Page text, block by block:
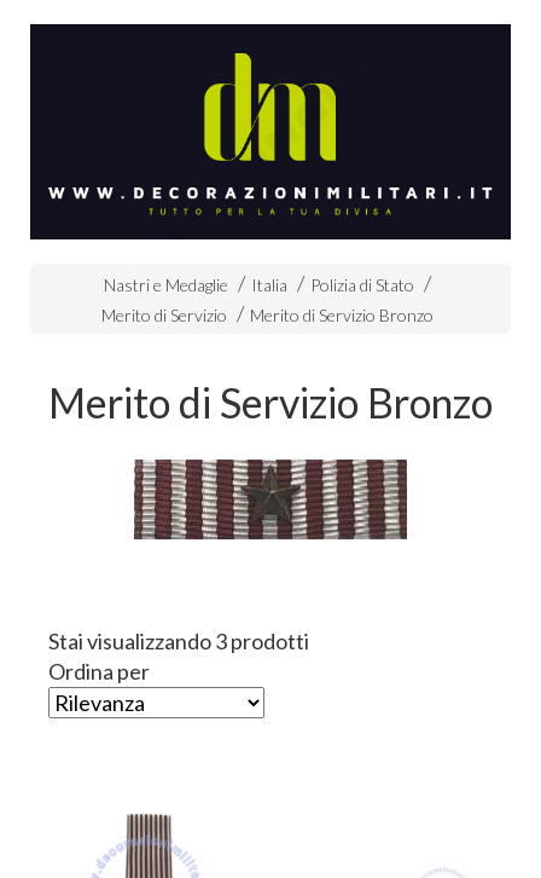
Nastri e Medaglie Italia
Polizia di Stato
Merito di Servizio
Merito di Servizio Bronzo
Merito di Servizio Bronzo
Stai visualizzando 3 prodotti
Ordina per